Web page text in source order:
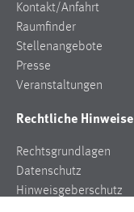
Kontakt/Anfahrt
Raumfinder
Stellenangebote
Presse
Veranstaltungen
Rechtliche Hinweise
Rechtsgrundlagen
Datenschutz
Hinweisgeberschutz